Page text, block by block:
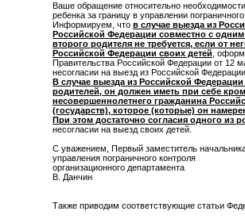
Ваше обращение относительно
ребенка за границу в управлении
Информируем, что в случае выезда из
Российской Федерации совместно с
второго родителя не требуется, если от
Российской Федерации своих детей ,
Правительства Российской Федерации от 12
несогласии на выезд из Российской
В случае выезда из Российской
родителей, он должен иметь при себе
несовершеннолетнего гражданина
(государств), которое (которые) он
При этом достаточно согласия одного из
несогласии на выезд своих детей.
С уважением, Первый заместитель
управления пограничного контроля
организационного департамента
В. Данчин
Также приводим соответствующие статьи